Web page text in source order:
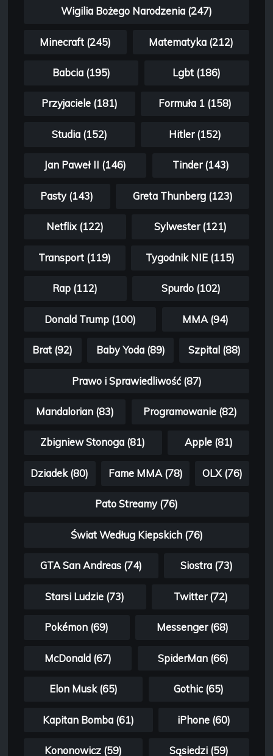
Wigilia Bożego Narodzenia (247)
Minecraft (245) Matematyka (212)
Babcia (195) Lgbt (186)
Przyjaciele (181) Formuła 1 (158)
Studia (152) Hitler (152)
Jan Paweł II (146) Tinder (143)
Pasty (143) Greta Thunberg (123)
Netflix (122) Sylwester (121)
Transport (119) Tygodnik NIE (115)
Rap (112) Spurdo (102)
Donald Trump (100) MMA (94)
Brat (92) Baby Yoda (89) Szpital (88)
Prawo i Sprawiedliwość (87)
Mandalorian (83) Programowanie (82)
Zbigniew Stonoga (81) Apple (81)
Dziadek (80) Fame MMA (78) OLX (76)
Pato Streamy (76)
Świat Według Kiepskich (76)
GTA San Andreas (74) Siostra (73)
Starsi Ludzie (73) Twitter (72)
Pokémon (69) Messenger (68)
McDonald (67) SpiderMan (66)
Elon Musk (65) Gothic (65)
Kapitan Bomba (61) iPhone (60)
Kononowicz (59) Sąsiedzi (59)